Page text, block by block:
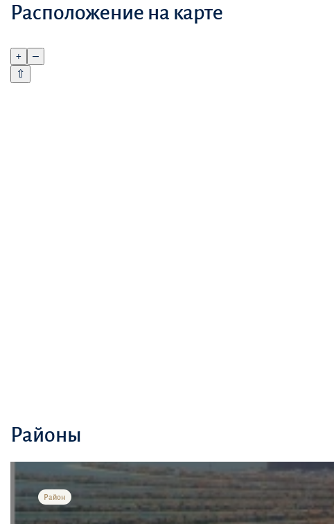
Расположение на карте
+
–
⇧
Районы
Район